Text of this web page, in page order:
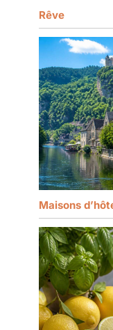
Rêve
Maisons